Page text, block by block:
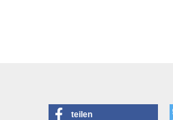
teilen